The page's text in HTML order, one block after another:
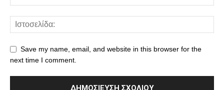
Save my name, email, and website in this browser for the
next time I comment.